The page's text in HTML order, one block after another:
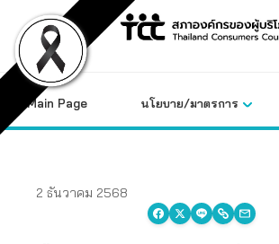
content
Main Page นโยบาย/มาตรการ
2 ธันวาคม 2568